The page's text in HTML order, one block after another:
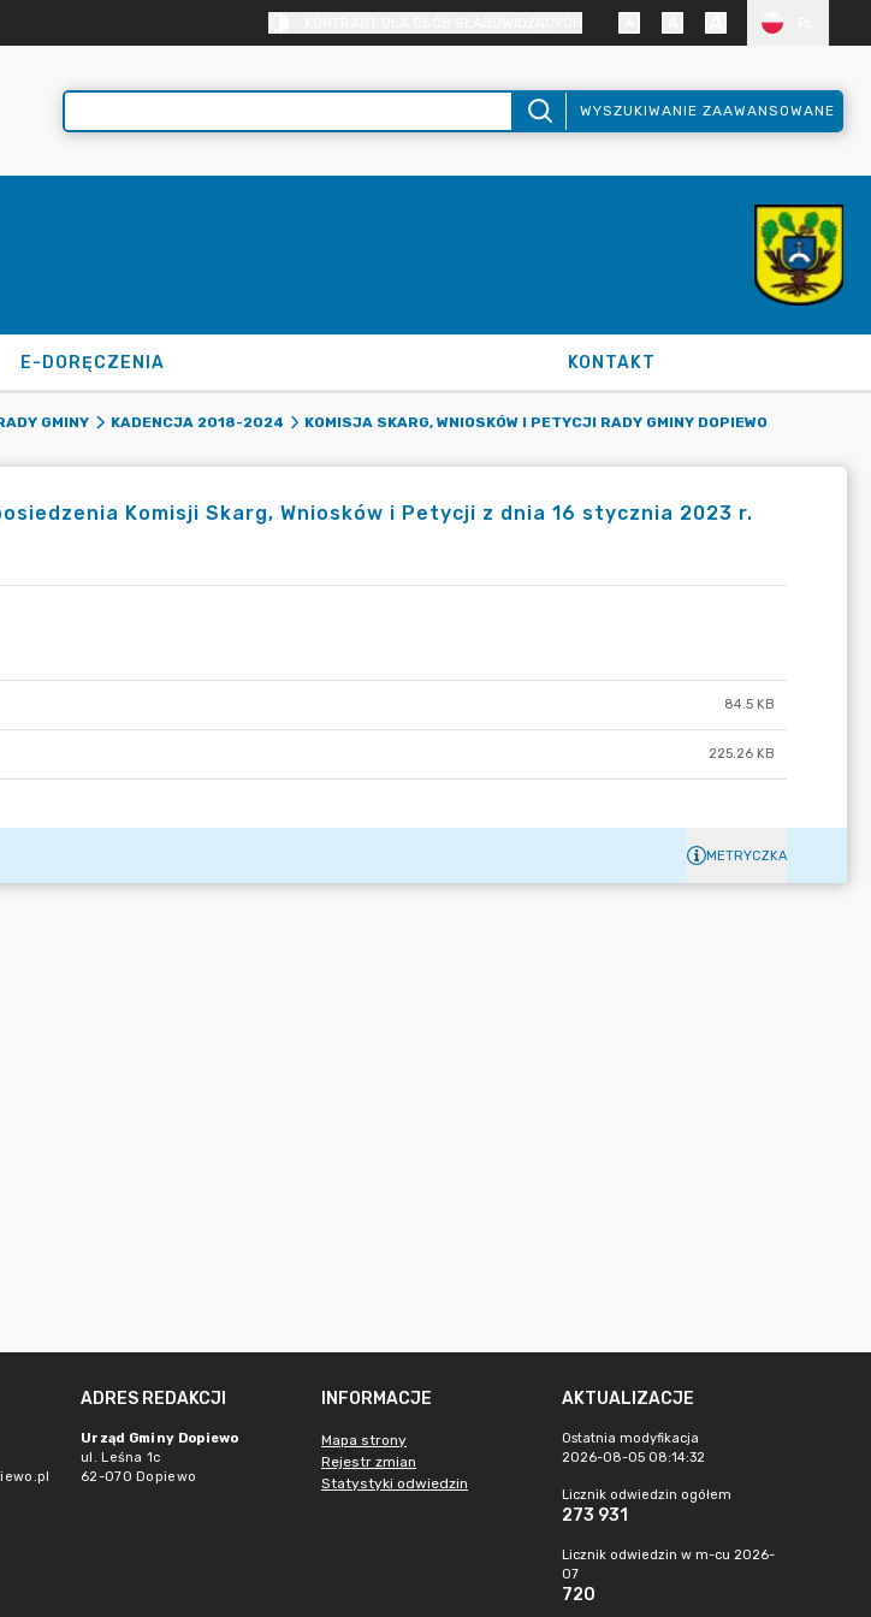
WYSZUKIWANIE ZAAWANSOWANE
E-DORĘCZENIA KONTAKT
GMINY KADENCJA 2018-2024
KOMISJA SKARG, WNIOSKÓW I PETYCJI RADY GMINY DOPIEWO
Komisji Skarg, Wniosków i Petycji z dnia 16 stycznia 2023 r.
84.5 KB
225.26 KB
METRYCZKA
ADRES REDAKCJI
Urząd Gminy Dopiewo
ul. Leśna 1c
62-070 Dopiewo
INFORMACJE
Mapa strony
Rejestr zmian
Statystyki odwiedzin
AKTUALIZACJE
Ostatnia modyfikacja
2026-08-05 08:14:32
Licznik odwiedzin ogółem
273 931
Licznik odwiedzin w m-cu 2026-
07
720